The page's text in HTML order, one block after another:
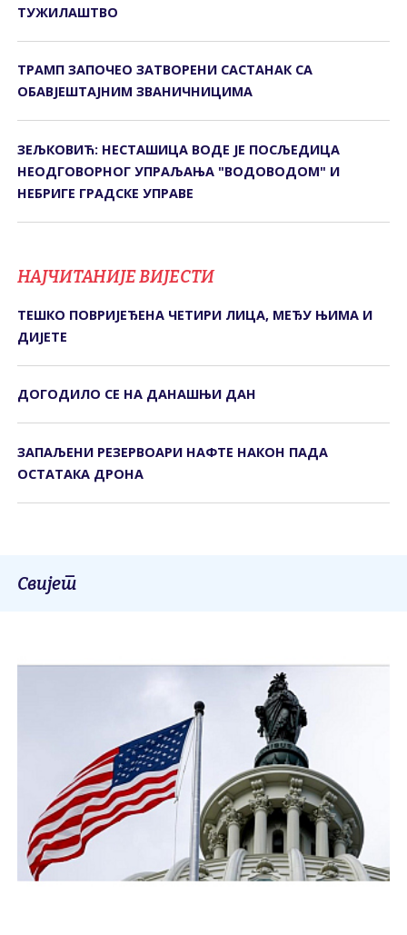
ТУЖИЛАШТВО
ТРАМП ЗАПОЧЕО ЗАТВОРЕНИ САСТАНАК СА
ОБАВЈЕШТАЈНИМ ЗВАНИЧНИЦИМА
ЗЕЉКОВИЋ: НЕСТАШИЦА ВОДЕ ЈЕ ПОСЉЕДИЦА
НЕОДГОВОРНОГ УПРАЉАЊА "ВОДОВОДОМ" И
НЕБРИГЕ ГРАДСКЕ УПРАВЕ
НАЈЧИТАНИЈЕ ВИЈЕСТИ
ТЕШКО ПОВРИЈЕЂЕНА ЧЕТИРИ ЛИЦА, МЕЂУ ЊИМА И
ДИЈЕТЕ
ДОГОДИЛО СЕ НА ДАНАШЊИ ДАН
ЗАПАЉЕНИ РЕЗЕРВОАРИ НАФТЕ НАКОН ПАДА
ОСТАТАКА ДРОНА
Свијет